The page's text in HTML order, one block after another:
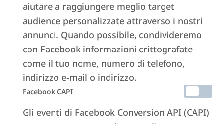
Responsabile ufficio stampa, comunicazione e
relazioni istituzionali
+39 338.4526614
giulia.buia@italianway.it
aiutare a raggiungere meglio target
audience personalizzate attraverso i nostri
annunci. Quando possibile, condivideremo
con Facebook informazioni crittografate
come il tuo nome, numero di telefono,
indirizzo e-mail o indirizzo.
Facebook CAPI
Gli eventi di Facebook Conversion API (CAPI)